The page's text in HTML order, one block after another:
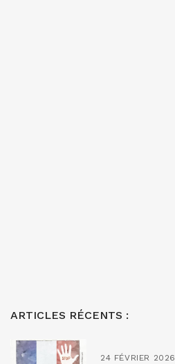
ARTICLES RÉCENTS :
24 FÉVRIER 2026